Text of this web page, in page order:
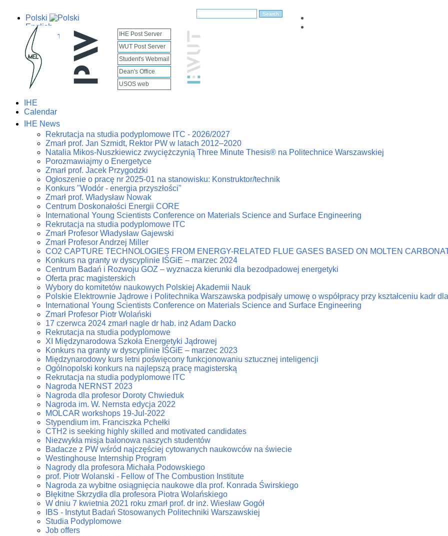
Polski
English
IHE Post Server
WUT Post Server
Student's Webmail
Dean's Office
USOS web
IHE
Calendar
IHE News
Rekrutacja na studia podyplomowe ITC - 2026/2027
Zmarł prof. Jan Szmidt, Rektor PW w latach 2012–2020
Natalia Mikos-Nuszkiewicz zwyciężczynią Three Minute Thesis® na Politechnice Warszawskiej
Porozmawiajmy o Energetyce
Zmarł prof. Jacek Przygodzki
Ogłoszenie o pracę nr 2025-01 na stanowisku: Konstruktor/technik
Konkurs "Wodór - energia przyszłości"
Zmarł prof. Władysław Nowak
Centrum Doskonałości Energii CORE
International Young Scientists Conference on Materials Science and Surface Engineering
Rekrutacja na studia podyplomowe ITC
Zmarł Profesor Władysław Gajewski
Zmarł Profesor Andrzej Miller
CO2 CAPTURE TECHNOLOGIES FROM ENERGY-RELATED FLUE GASES BASED ON MOLTEN
Konkurs na granty w dyscyplinie IŚGiE – marzec 2024
Centrum Badań i Rozwoju GOZ – wyznacza kierunki dla bezodpadowej energetyki
Oferta prac magisterskich
Wybory do komitetów naukowych Polskiej Akademii Nauk
Polskie Elektrownie Jądrowe i Politechnika Warszawska podpisały umowę o współpracy przy kształceniu kadr
International Young Scientists Conference on Materials Science and Surface Engineering
Zmarł Profesor Piotr Wolański
17 czerwca 2024 zmarł nagle dr hab. inż Adam Dacko
Rekrutacja na studia podyplomowe
XI Międzynarodowa Szkoła Energetyki Jądrowej
Konkurs na granty w dyscyplinie IŚGiE – marzec 2023
Międzynarodowy kurs letni poświęcony funkcjonowaniu sztucznej inteligencji
Ogólnopolski konkurs na najlepszą pracę magisterską
Rekrutacja na studia podyplomowe ITC
Nagroda NERNST 2023
Nagroda dla profesor Doroty Chwieduk
Nagroda im. W. Nernsta edycja 2022
MOLCAR workshops 19-Jul-2022
Stypendium im. Franciszka Pchełki
CTH2 is seeking highly skilled and motivated candidates
Niezwykła misja balonowa naszych studentów
Badacze z PW wśród najczęściej cytowanych naukowców na świecie
Westinghouse Internship Program
Nagrody dla profesora Michała Podowskiego
prof. Piotr Wolanski - Fellow of The Combustion Institute
Nagroda za wybitne osiągnięcia naukowe dla prof. Konrada Świrskiego
Błękitne Skrzydła dla profesora Piotra Wolańskiego
W dniu 7 kwietnia 2021 roku zmarł prof. dr inż. Wiesław Gogół
IBS - Instytut Badań Stosowanych Politechniki Warszawskiej
Studia Podyplomowe
Job offers